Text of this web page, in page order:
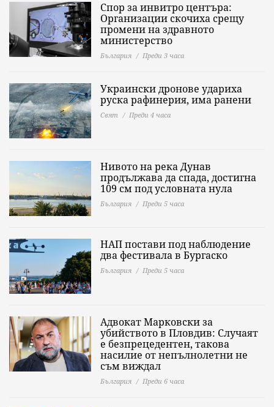
Спор за инвитро центъра:
Организации скочиха срещу
промени на здравното
министерство
България Преди 3 часа
Украински дронове удариха
руска рафинерия, има ранени
Свят Преди 4 часа
Нивото на река Дунав
продължава да спада, достигна
109 см под условната нула
България Преди 5 часа
НАП постави под наблюдение
два фестивала в Бургаско
България Преди 5 часа
Адвокат Марковски за
убийството в Пловдив: Случаят
е безпрецедентен, такова
насилие от непълнолетни не
съм виждал
България Преди 6 часа